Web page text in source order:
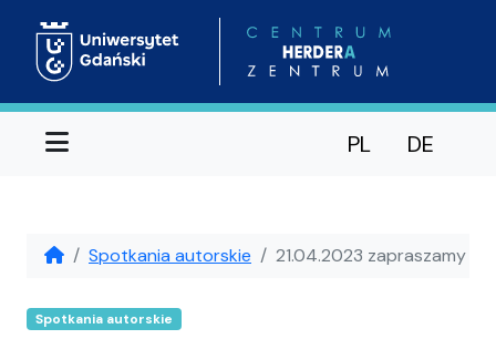
Menu PL DE
Spotkania autorskie 21.04.2023 zapraszamy
Spotkania autorskie